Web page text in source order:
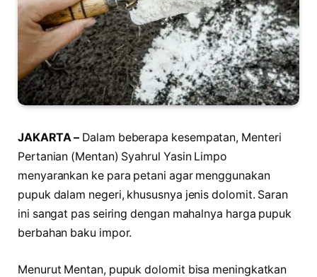
JAKARTA – Dalam beberapa kesempatan, Menteri
Pertanian (Mentan) Syahrul Yasin Limpo
menyarankan ke para petani agar menggunakan
pupuk dalam negeri, khususnya jenis dolomit. Saran
ini sangat pas seiring dengan mahalnya harga pupuk
berbahan baku impor.
Menurut Mentan, pupuk dolomit bisa meningkatkan